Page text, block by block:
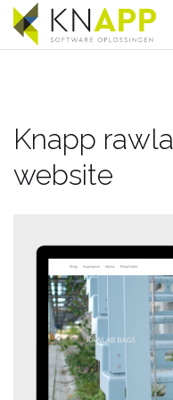
Skip
content
Knapp
website